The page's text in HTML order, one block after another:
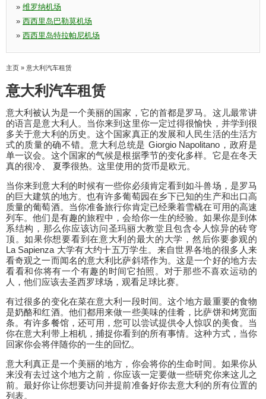
» 维罗纳机场
» 西西里岛巴勒莫机场
» 西西里岛特拉帕尼机场
主页 » 意大利汽车租赁
意大利汽车租赁
意大利被认为是一个美丽的国家，它的首都是罗马。这儿最常讲
的语言是意大利人。当你来到这里你一定过得很愉快，并学到很
多关于意大利的历史。这个国家真正的发展和人民生活的生活方
式的质量的确不错。意大利总统是 Giorgio Napolitano，政府是
单一议会。这个国家的气候是根据季节的变化多样。它是在冬天
真的很冷、 夏季很热。这里使用的货币是欧元。
当你来到意大利的时候有一些你必须肯定看到如斗兽场，是罗马
的巨大建筑的地方。也有许多葡萄园在乡下已知的生产和出口高
质量的葡萄酒。当你准备旅行你肯定已经乘着雪橇在可用的高速
列车。他们是有趣的旅程中，会给你一生的经验。如果你是到体
系结构，那么你应该访问圣玛丽大教堂且包含令人惊异的砖穹
顶。如果你想要看到在意大利的最大的大学，然后你要参观的
La Sapienza 大学有大约十五万学生。来自世界各地的很多人来
看奇观之一而闻名的意大利比萨斜塔作为。这是一个好的地方去
看看和你将有一个有趣的时间它拍照。对于那些不喜欢运动的
人，他们应该去圣西罗球场，观看足球比赛。
有过很多的变化在菜在意大利一段时间。这个地方最重要的食物
是奶酪和红酒。他们都用来做一些美味的佳肴，比萨饼和烤宽面
条。有许多餐馆，还可用，您可以尝试提供令人惊叹的美食。当
你在意大利带上相机，捕捉你看到的所有事情。这种方式，当你
回家你会将伴随你的一生的回忆。
意大利真正是一个美丽的地方，你会将你的生命时间。如果你从
来没有去过这个地方之前，你应该一定要做一些研究你来这儿之
前。最好你让你想要访问并提前准备好你去意大利的所有位置的
列表。